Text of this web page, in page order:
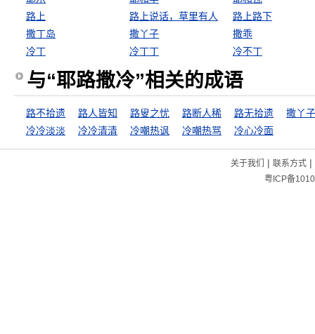
路上
路上说话，草里有人
路上路下
撒丁岛
撒丫子
撒乖
冷丁
冷丁丁 冷不丁
与“耶路撒冷”相关的成语
路不拾遗 路人皆知 路叟之忧 路断人稀 路无拾遗
撒丫子
冷冷淡淡
冷冷清清 冷嘲热讽 冷嘲热骂 冷心冷面
关于我们 | 联系方式|
粤ICP备